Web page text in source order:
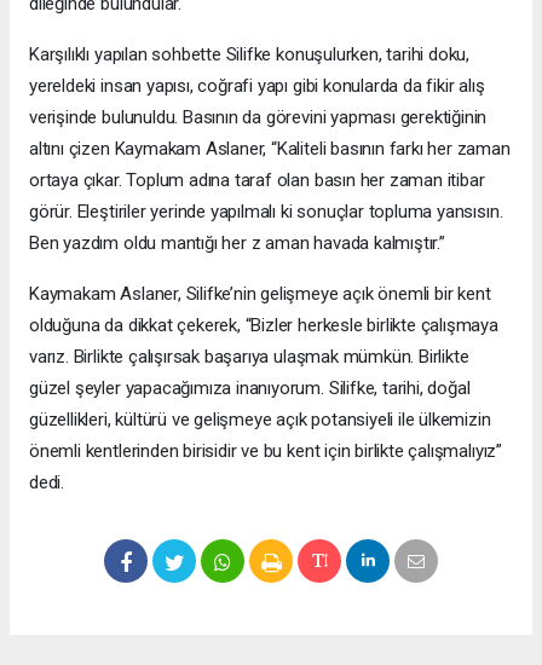
Karşılıklı yapılan sohbette Silifke konuşulurken, tarihi doku,
yereldeki insan yapısı, coğrafi yapı gibi konularda da fikir alış
verişinde bulunuldu. Basının da görevini yapması gerektiğinin
altını çizen Kaymakam Aslaner, “Kaliteli basının farkı her zaman
ortaya çıkar. Toplum adına taraf olan basın her zaman itibar
görür. Eleştiriler yerinde yapılmalı ki sonuçlar topluma yansısın.
Ben yazdım oldu mantığı her z aman havada kalmıştır.”
Kaymakam Aslaner, Silifke’nin gelişmeye açık önemli bir kent
olduğuna da dikkat çekerek, “Bizler herkesle birlikte çalışmaya
varız. Birlikte çalışırsak başarıya ulaşmak mümkün. Birlikte
güzel şeyler yapacağımıza inanıyorum. Silifke, tarihi, doğal
güzellikleri, kültürü ve gelişmeye açık potansiyeli ile ülkemizin
önemli kentlerinden birisidir ve bu kent için birlikte çalışmalıyız”
dedi.